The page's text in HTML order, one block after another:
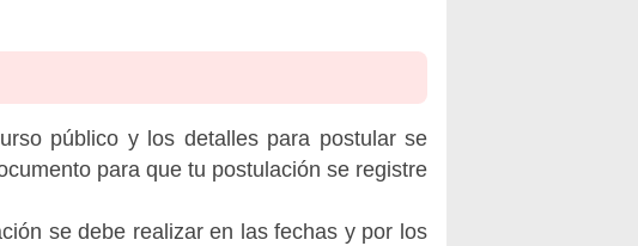
público y los detalles para postular se
para que tu postulación se registre
se debe realizar en las fechas y por los